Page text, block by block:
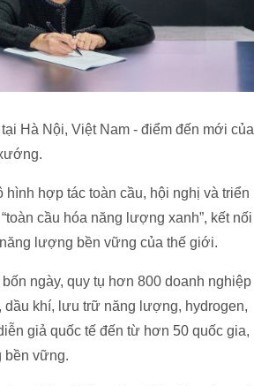
Hà Nội, Việt Nam - điểm đến mới của
hợp tác toàn cầu, hội nghị và triển
cầu hóa năng lượng xanh”, kết nối
lượng bền vững của thế giới.
ngày, quy tụ hơn 800 doanh nghiệp
dầu khí, lưu trữ năng lượng, hydrogen,
giả quốc tế đến từ hơn 50 quốc gia,
bền vững.